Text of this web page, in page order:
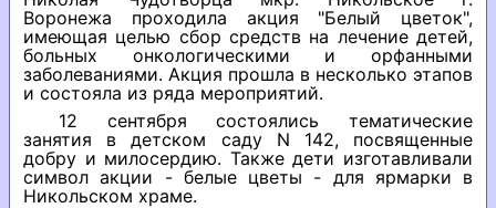
Воронежа проходила акция "Белый цветок",
имеющая целью сбор средств на лечение детей,
больных онкологическими и орфанными
заболеваниями. Акция прошла в несколько этапов
и состояла из ряда мероприятий.
12 сентября состоялись тематические
занятия в детском саду N 142, посвященные
добру и милосердию. Также дети изготавливали
символ акции - белые цветы - для ярмарки в
Никольском храме.